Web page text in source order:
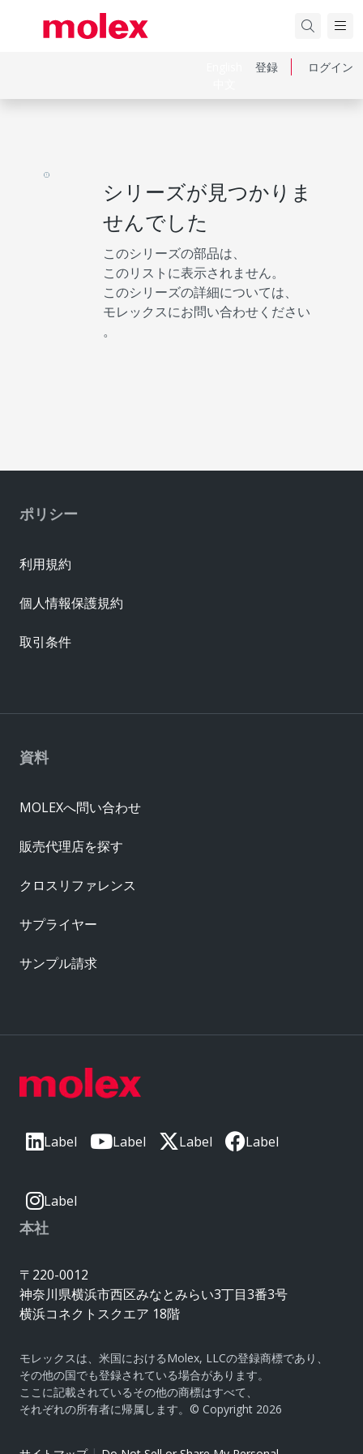
登録 ログイン
シリーズが見つかりま
せんでした
このシリーズの部品は、
このリストに表示されません。
このシリーズの詳細については、
モレックスにお問い合わせください
。
Label Label Label Label
Label
本社
〒220-0012
神奈川県横浜市西区みなとみらい3丁目3番3号
横浜コネクトスクエア 18階
モレックスは、米国におけるMolex, LLCの登録商標であり、
その他の国でも登録されている場合があります。
ここに記載されているその他の商標はすべて、
それぞれの所有者に帰属します。© Copyright 2026
資料
MOLEXへ問い合わせ
販売代理店を探す
クロスリファレンス
サプライヤー
サンプル請求
ポリシー
利用規約
個人情報保護規約
取引条件